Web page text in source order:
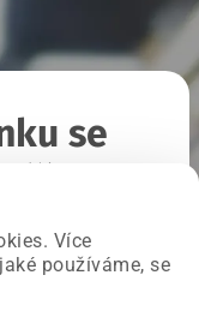
Více
používáme, se
se
ji opravujeme.
stránku.